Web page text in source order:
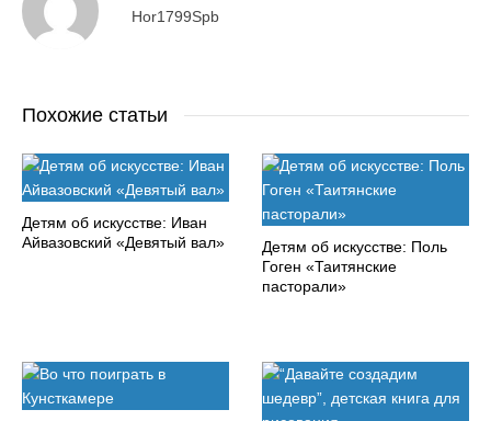
Hor1799Spb
Похожие статьи
Детям об искусстве: Иван
Айвазовский «Девятый вал»
Детям об искусстве: Поль
Гоген «Таитянские
пасторали»